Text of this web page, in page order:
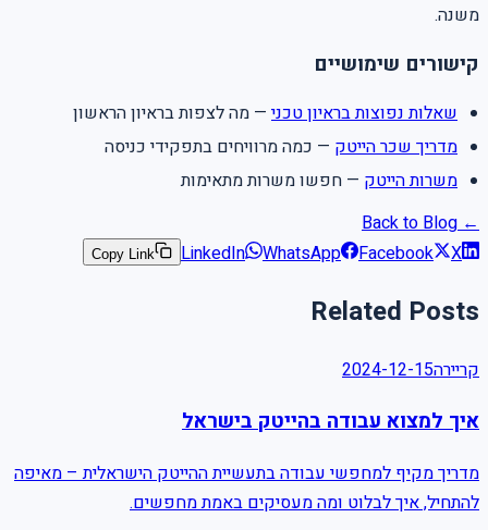
משנה.
קישורים שימושיים
שאלות נפוצות בראיון טכני — מה לצפות בראיון הראשון
מדריך שכר הייטק — כמה מרוויחים בתפקידי כניסה
משרות הייטק — חפשו משרות מתאימות
← Back to Blog
LinkedIn
WhatsApp Facebook X
Copy Link
Related Posts
קריירה2024-12-15
איך למצוא עבודה בהייטק בישראל
מדריך מקיף למחפשי עבודה בתעשיית ההייטק הישראלית – מאיפה
להתחיל, איך לבלוט ומה מעסיקים באמת מחפשים.